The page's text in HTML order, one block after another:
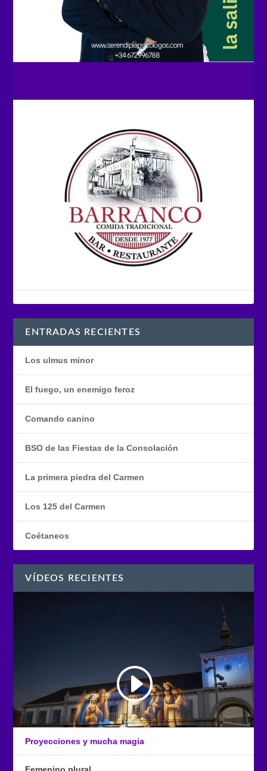
ENTRADAS RECIENTES
Los ulmus minor
El fuego, un enemigo feroz
Comando canino
BSO de las Fiestas de la Consolación
La primera piedra del Carmen
Los 125 del Carmen
Coétaneos
VÍDEOS RECIENTES
Proyecciones y mucha magia